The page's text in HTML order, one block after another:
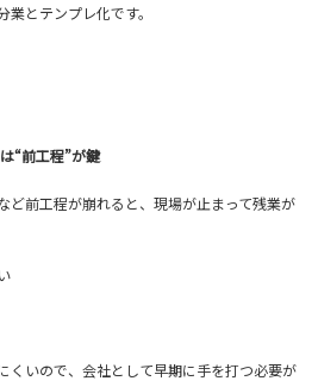
とテンプレ化です。
“前工程”が鍵
ど前工程が崩れると、現場が止まって残業が
くいので、会社として早期に手を打つ必要が